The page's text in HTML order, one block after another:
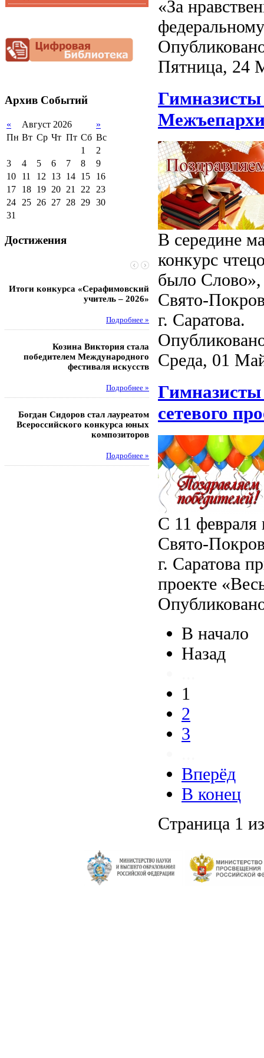
Снижение
документационной
нагрузки
Архив Событий
« Август 2026
»
Пн Вт Ср Чт Пт Сб Вс
1
2
3
4 5 6 7 8
9
10
11 12 13 14 15
16
17
18 19 20 21 22 23
24 25 26 27 28 29 30
31
Достижения
Итоги конкурса «Серафимовский
учитель – 2026»
Подробнее »
Козина Виктория стала
победителем Международного
фестиваля искусств
Подробнее »
Богдан Сидоров стал лауреатом
Всероссийского конкурса юных
композиторов
Подробнее »
Чебаненко Глеб стал
областных
Музафаров Пётр стал
турнира
победителями
этапа XXI
конкурса «За
подвиг
«За
Пятница, 24
Гимназисты
В середине
конкурс
было Слово»,
Свято-
г. Саратова.
Среда, 01
Гимназисты
сетевого
С 11 февраля
Свято-
г. Саратова
проекте
В начало
Назад
1
2
3
Вперёд
В конец
Страница 1